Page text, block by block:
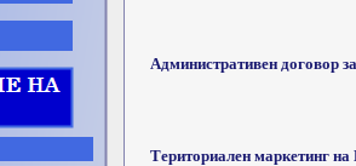
Административен договор
Териториален маркетинг